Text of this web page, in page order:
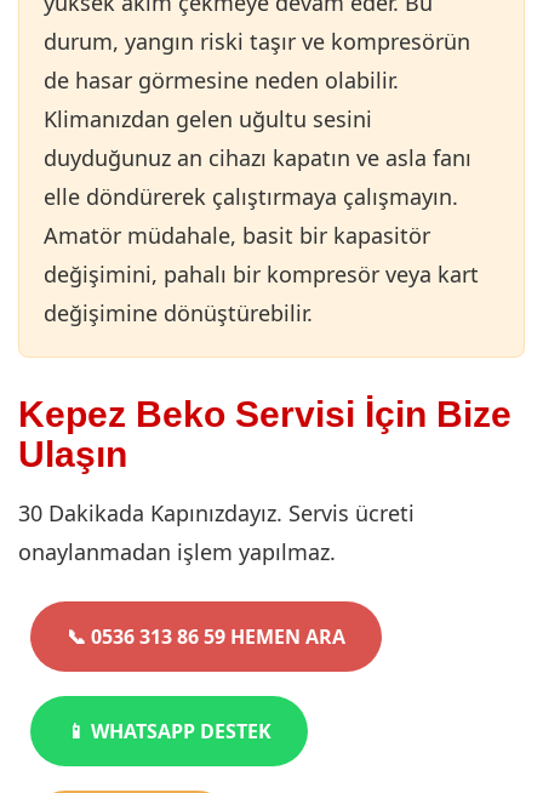
durum, yangın riski taşır ve kompresörün
de hasar görmesine neden olabilir.
Klimanızdan gelen uğultu sesini
duyduğunuz an cihazı kapatın ve asla fanı
elle döndürerek çalıştırmaya çalışmayın.
Amatör müdahale, basit bir kapasitör
değişimini, pahalı bir kompresör veya kart
değişimine dönüştürebilir.
Kepez Beko Servisi İçin Bize
Ulaşın
30 Dakikada Kapınızdayız. Servis ücreti
onaylanmadan işlem yapılmaz.
📞 0536 313 86 59 HEMEN ARA
📱 WHATSAPP DESTEK